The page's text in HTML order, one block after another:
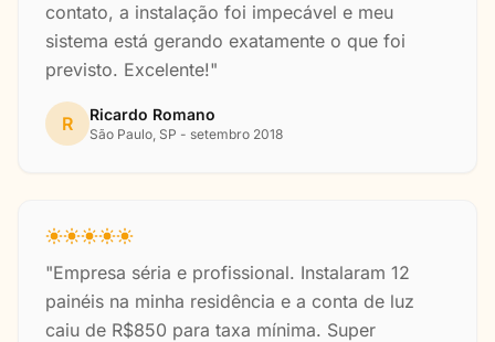
contato, a instalação foi impecável e meu
sistema está gerando exatamente o que foi
previsto. Excelente!"
R Ricardo Romano
São Paulo, SP - setembro 2018
"Empresa séria e profissional. Instalaram 12
painéis na minha residência e a conta de luz
caiu de R$850 para taxa mínima. Super